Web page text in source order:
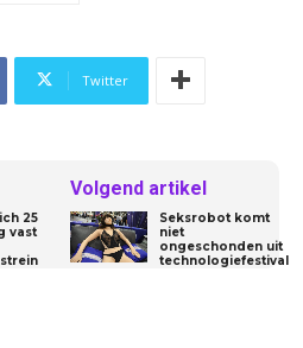
Twitter
25
vast
Volgend artikel
Seksrobot komt
niet
ongeschonden uit
technologiefestival